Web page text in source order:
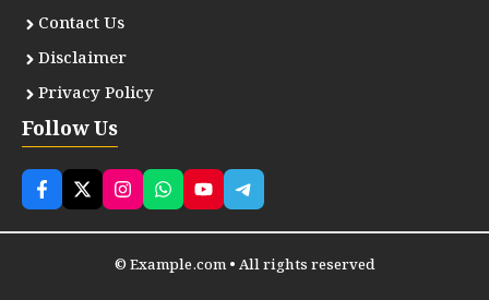
Contact Us
Disclaimer
Privacy Policy
Follow Us
© Example.com • All rights reserved